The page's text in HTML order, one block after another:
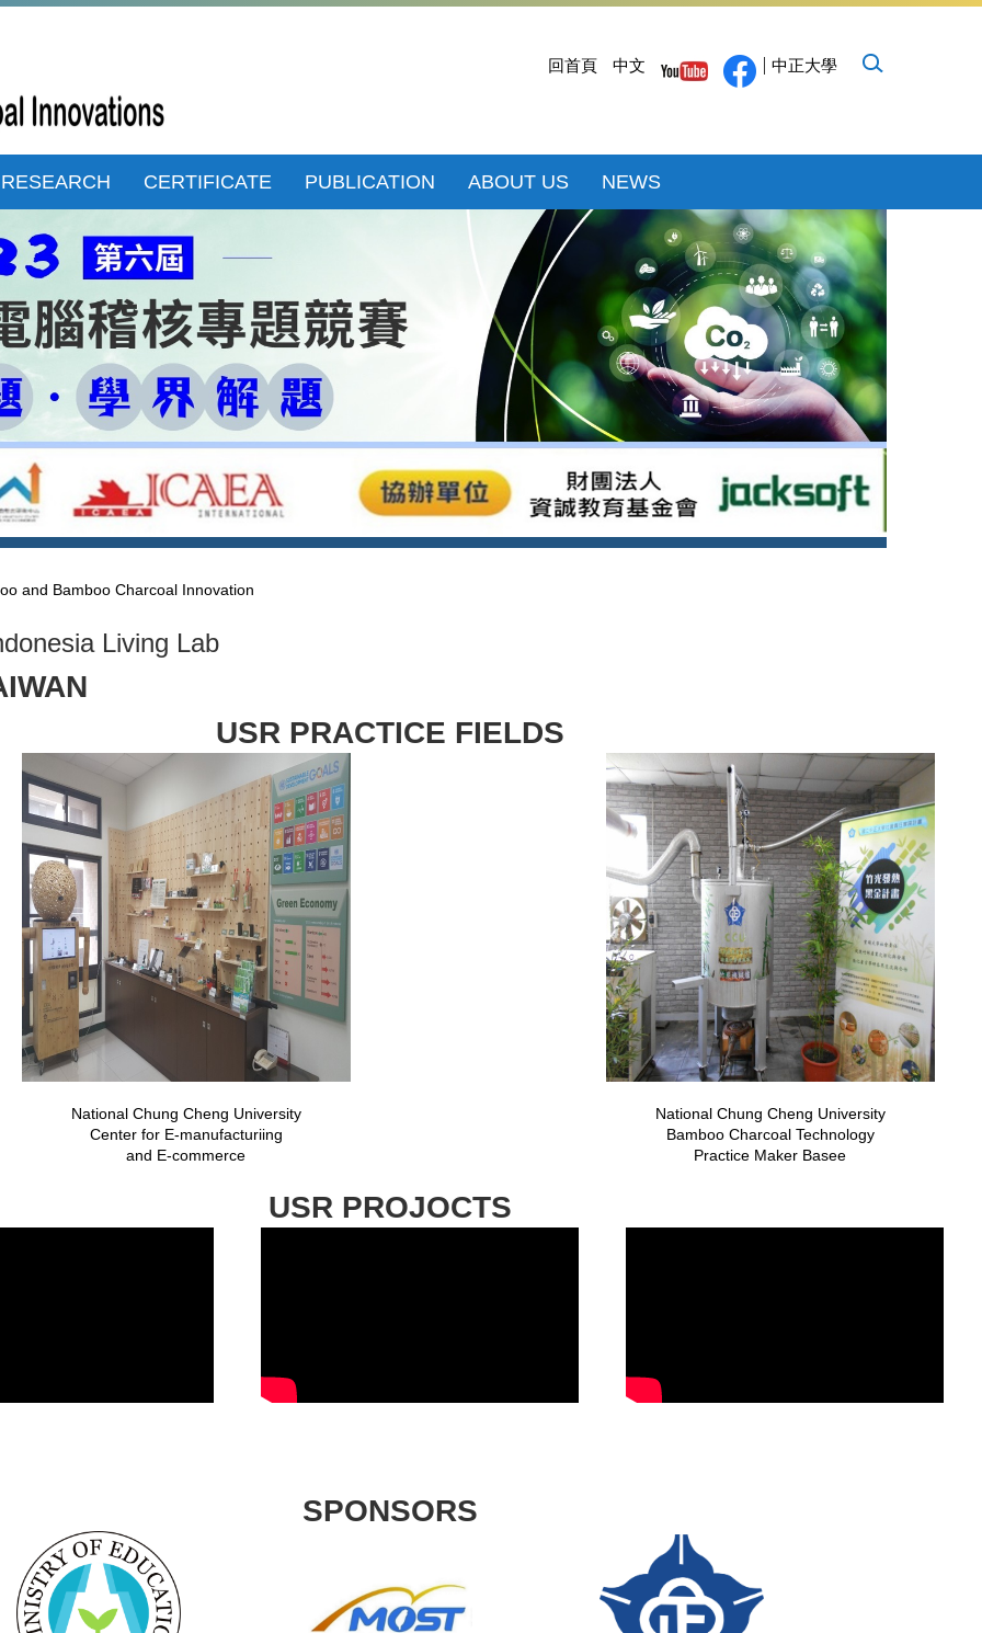
回首頁 中文 中正大學
RESEARCH CERTIFICATE PUBLICATION ABOUT US NEWS
and Bamboo Charcoal Innovation
Living Lab
USR PRACTICE FIELDS
National Chung Cheng University
Center for E-manufacturiing
and E-commerce
National Chung Cheng University
Bamboo Charcoal Technology
Practice Maker Basee
USR PROJOCTS
SPONSORS